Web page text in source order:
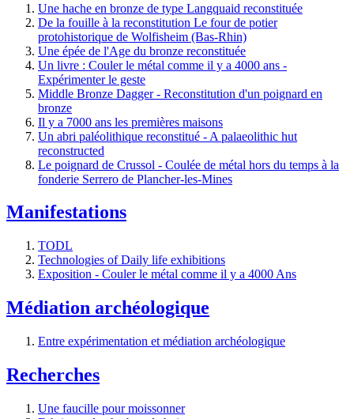
Une hache en bronze de type Langquaid reconstituée
De la fouille à la reconstitution Le four de potier
protohistorique de Wolfisheim (Bas-Rhin)
Une épée de l'Age du bronze reconstituée
Un livre : Couler le métal comme il y a 4000 ans -
Expérimenter le geste
Middle Bronze Dagger - Reconstitution d'un poignard en
bronze
Il y a 7000 ans les premières maisons
Un abri paléolithique reconstitué - A palaeolithic hut
reconstructed
Le poignard de Crussol - Coulée de métal hors du temps à la
fonderie Serrero de Plancher-les-Mines
Manifestations
TODL
Technologies of Daily life exhibitions
Exposition - Couler le métal comme il y a 4000 Ans
Médiation archéologique
Entre expérimentation et médiation archéologique
Recherches
Une faucille pour moissonner